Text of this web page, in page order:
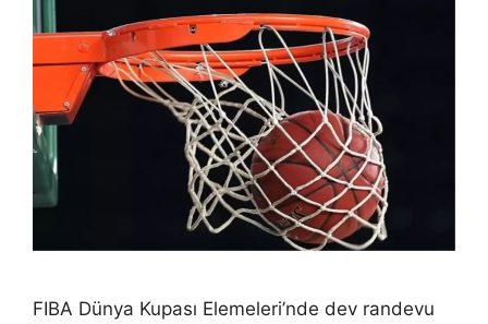
FIBA Dünya Kupası Elemeleri’nde dev randevu